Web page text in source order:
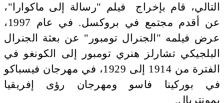
التالي، قام بإخراج فيلم "رسالة إلى ماكوارا"،
عن أقدم مجتمع في بروكسل. في عام 1997،
عرض فيلمه "الجنرال تومبور" عن بعثة الجنرال
البلجيكي تشارلز هنري تومبور إلى الكونغو في
الفترة من 1914 إلى 1929، في مهرجان فيسباكو
في بوركينا فاسو ومهرجان رؤى إفريقيا
بمونتريال.